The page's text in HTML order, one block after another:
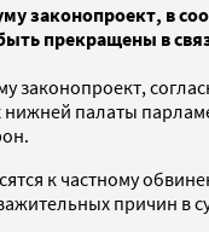
законопроект, в
прекращены в
законопроект,
нижней палаты
к частному
причин в